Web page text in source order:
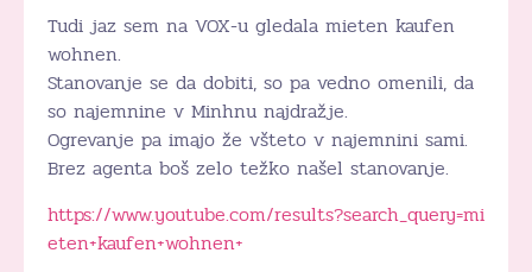
Tudi jaz sem na VOX-u gledala mieten kaufen
wohnen.
Stanovanje se da dobiti, so pa vedno omenili, da
so najemnine v Minhnu najdražje.
Ogrevanje pa imajo že všteto v najemnini sami.
Brez agenta boš zelo težko našel stanovanje.
https://www.youtube.com/results?search_query=mi
eten+kaufen+wohnen+